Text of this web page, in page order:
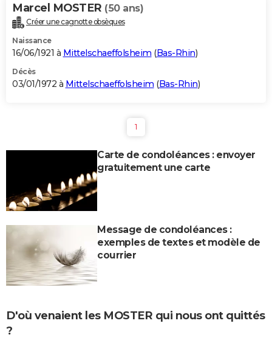
Marcel MOSTER (50 ans)
Créer une cagnotte obsèques
Naissance
16/06/1921 à Mittelschaeffolsheim (Bas-Rhin)
Décès
03/01/1972 à Mittelschaeffolsheim (Bas-Rhin)
1
Carte de condoléances : envoyer
gratuitement une carte
Message de condoléances :
exemples de textes et modèle de
courrier
D'où venaient les MOSTER qui nous ont quittés
?